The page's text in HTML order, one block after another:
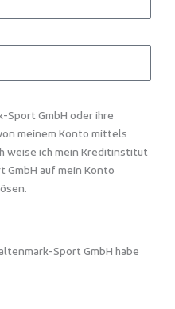
Sport GmbH oder ihre
meinem Konto mittels
weise ich mein Kreditinstitut
GmbH auf mein Konto
Sport GmbH habe